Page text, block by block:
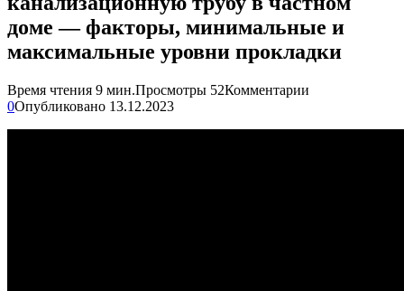
доме — факторы, минимальные и
максимальные уровни прокладки
Время чтения 9 мин.Просмотры 52Комментарии
0Опубликовано 13.12.2023